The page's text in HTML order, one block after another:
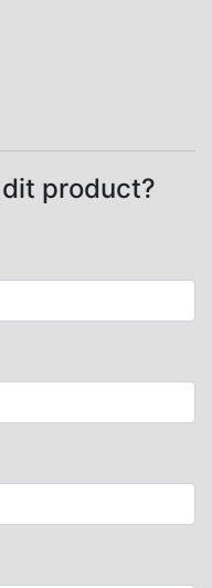
product?